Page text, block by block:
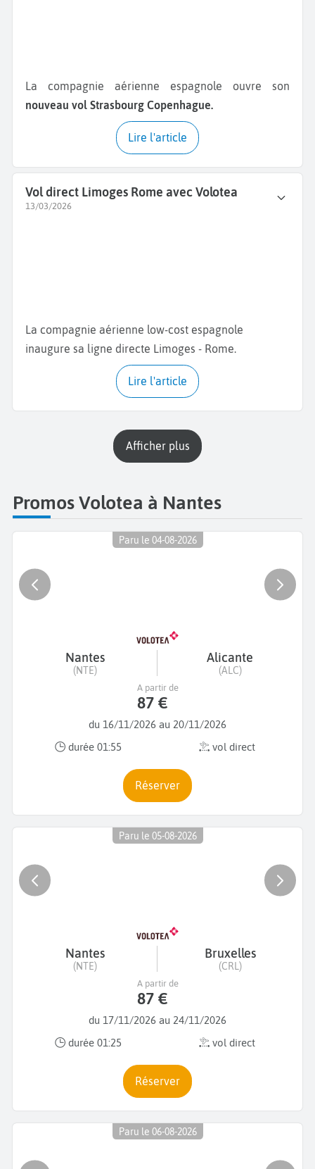
La compagnie aérienne espagnole ouvre son
nouveau vol Strasbourg Copenhague.
Lire l'article
Vol direct Limoges Rome avec Volotea
13/03/2026
La compagnie aérienne low-cost espagnole
inaugure sa ligne directe Limoges - Rome.
Lire l'article
Afficher plus
Promos Volotea à Nantes
Paru le 04-08-2026
Nantes
(NTE)
Alicante
(ALC)
du 16/11/2026 au 20/11/2026
durée 01:55
vol direct
A partir de
87 €
Réserver
Paru le 05-08-2026
Nantes
(NTE)
Bruxelles
(CRL)
du 17/11/2026 au 24/11/2026
durée 01:25
vol direct
A partir de
87 €
Réserver
Paru le 06-08-2026